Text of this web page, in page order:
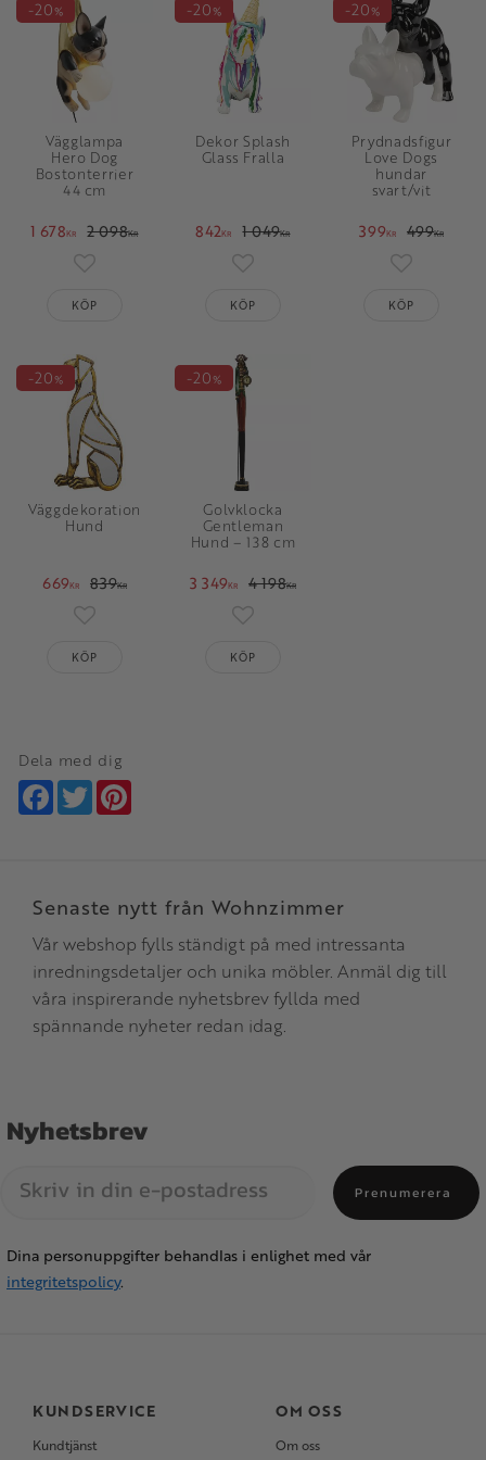
Vägglampa
Hero Dog
Bostonterrier
44 cm
1 678KR 2 098KR
20%
Lägg till i favoriter
KÖP
Dekor Splash
Glass Fralla
842KR 1 049KR
20%
Lägg till i favoriter
KÖP
Prydnadsfigur
Love Dogs
hundar
svart/vit
399KR 499KR
20%
Lägg till i
KÖP
Väggdekoration
Hund
669KR 839KR
20%
Lägg till i favoriter
KÖP
Golvklocka
Gentleman
Hund – 138 cm
3 349KR 4 198KR
20%
Lägg till i favoriter
KÖP
Dela med dig
Facebook
Twitter
Senaste nytt från Wohnzimmer
Vår webshop fylls ständigt på med intressanta
inredningsdetaljer och unika möbler. Anmäl dig till
våra inspirerande nyhetsbrev fyllda med
spännande nyheter redan idag.
Nyhetsbrev
Prenumerera
Dina personuppgifter behandlas i enlighet med vår
integritetspolicy.
KUNDSERVICE
Kundtjänst
OM OSS
Om oss